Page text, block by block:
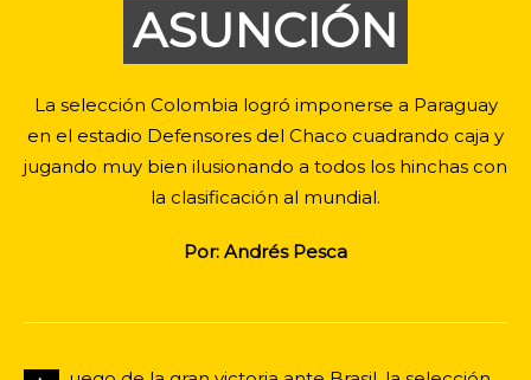
ASUNCIÓN
La selección Colombia logró imponerse a Paraguay
en el estadio Defensores del Chaco cuadrando caja y
jugando muy bien ilusionando a todos los hinchas con
la clasificación al mundial.
Por: Andrés Pesca